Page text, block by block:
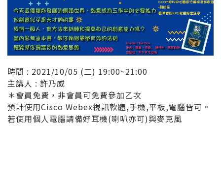
時間 : 2021/10/05 (二) 19:00~21:00
主講人 : 許乃威
＊會員免費，非會員可免費參加乙次
預計使用Cisco Webex視訊軟體,手機,平板,電腦皆可。
若使用個人電腦請備好耳機(喇叭亦可)與麥克風